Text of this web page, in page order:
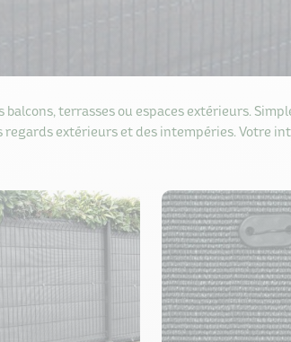
terrasses ou espaces extérieurs.
regards extérieurs et des intempéries. Votre